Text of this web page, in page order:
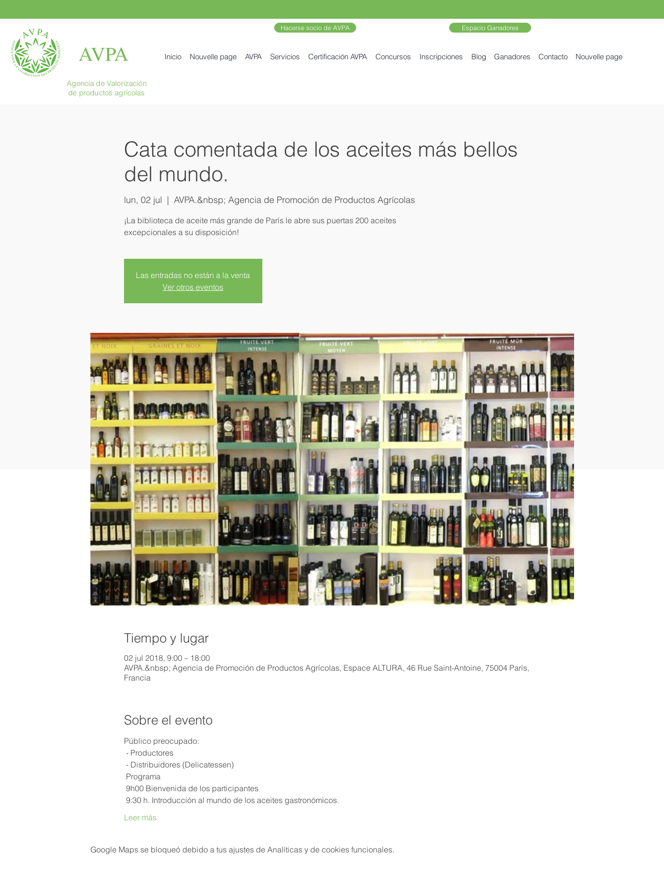
AVPA
Hacerse socio de AVPA Espacio Ganadores
Inicio Nouvelle page AVPA Servicios Certificación AVPA Concursos Inscripciones Blog Ganadores Contacto Nouvelle page
Agencia de Valorización
de productos agrícolas
Cata comentada de los aceites más bellos
del mundo.
lun, 02 jul
  |
AVPA.&nbsp; Agencia de Promoción de Productos Agrícolas
¡La biblioteca de aceite más grande de París le abre sus puertas 200 aceites
excepcionales a su disposición!
Las entradas no están a la venta
Ver otros eventos
Tiempo y lugar
02 jul 2018, 9:00 – 18:00
AVPA.&nbsp; Agencia de Promoción de Productos Agrícolas, Espace ALTURA, 46 Rue Saint-Antoine, 75004 París,
Francia
Sobre el evento
Público preocupado:
- Productores
- Distribuidores (Delicatessen)
Programa
9h00 Bienvenida de los participantes
9:30 h. Introducción al mundo de los aceites gastronómicos.
Leer más
Google Maps se bloqueó debido a tus ajustes de Analíticas y de cookies funcionales.